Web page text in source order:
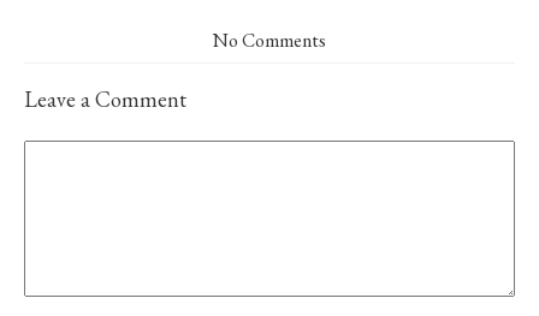
No Comments
Leave a Comment